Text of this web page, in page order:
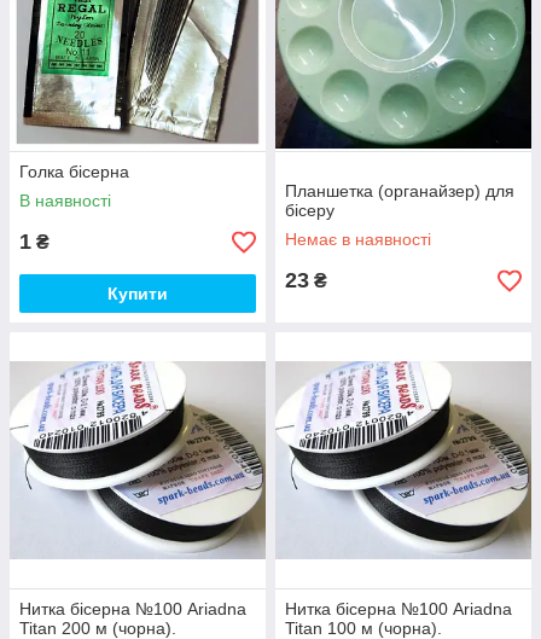
захочете від них відмовлятися. Поспішайте замовити якісні
товари за демократичними цінами!
Голка бісерна
В наявності
1 ₴
Купити
Планшетка (органайзер) для
бісеру
Немає в наявності
23 ₴
Нитка бісерна №100 Ariadna
Titan 200 м (чорна).
Нитка бісерна №100 Ariadna
Titan 100 м (чорна).